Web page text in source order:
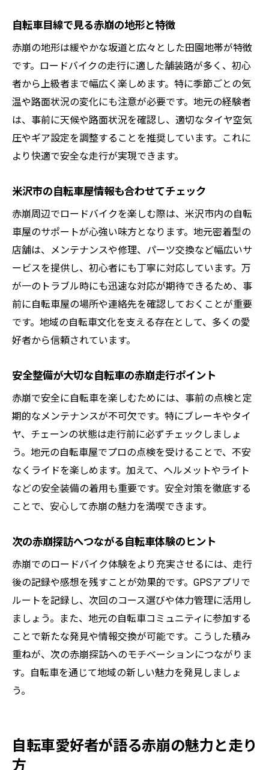
米沢市赤崩で自転車を安全に楽しむコツ
米沢市 自転車屋が教える日常点検の要点
ロードバイク初心者も安心の安全対策術
赤崩で守りたい自転車マナーとルール
自転車事故を防ぐための基礎知識
安全な楽しみ方から地域探索へつなげる
ロードバイクで巡る赤崩エリアの楽しみ方
り先
ロードバイクで地域文化に触れる方法
米沢市 自転車 中古も活用した周遊プラン
自転車で体感する赤崩の歴史と風景の魅力
季節ごとの赤崩おすすめサイクリングコー
ス
次は中古やレンタルの自転車活用方法をご
紹介
自転車レンタルを活用した手軽な赤崩体験
ロードバイク中古活用のメリットと選び方
米沢 自転車 レンタルで広がる体験の可能性
地域密着サービスを上手に使うコツ
初めての自転車選びに役立つアドバイス
メンテナンスの重要性を次章で深掘り
メンテナンス重視の自転車活用術を解説
説
米沢 自転車 修理サービス活用のポイント
日常点検で安心して赤崩を走るコツ
ロードバイク長持ちの秘訣と注意点
信頼できる自転車屋の見極め方と選び方
コミュニティ参加で得られる実体験情報へ
地域密着で広がる赤崩の自転車コミュニティ
自転車を通じて地域との深い関係づくり
自転車目線で見る赤崩の地形と特徴
赤崩の地形は緩やかな坂道と広々とした田園地帯が特徴
です。ロードバイクの走行に適した舗装路が多く、初心
者から上級者まで幅広く楽しめます。特に季節ごとの気
温や路面状況の変化にも注意が必要です。地元の経験者
は、事前に天候や路面状況を確認し、適切なタイヤ空気
圧やギア設定を調整することを推奨しています。これに
より快適で安全な走行が実現できます。
米沢市の自転車屋情報も合わせてチェック
赤崩周辺でロードバイクを楽しむ際は、米沢市内の自転
車屋のサポートが心強い味方となります。地元密着型の
店舗は、メンテナンスや修理、パーツ交換など幅広いサ
ービスを提供し、初心者にも丁寧に対応しています。万
が一のトラブル時にも迅速な対応が期待できるため、事
前に自転車屋の場所や連絡先を確認しておくことが重要
です。地域の自転車文化を支える存在として、多くの愛
好者から信頼されています。
安全整備が大切な自転車の赤崩走行ポイント
赤崩で安全に自転車を楽しむためには、事前の点検と定
期的なメンテナンスが不可欠です。特にブレーキやタイ
ヤ、チェーンの状態は走行前に必ずチェックしましょ
う。地元の自転車屋でプロの点検を受けることで、不安
なくライドを楽しめます。加えて、ヘルメットやライト
などの安全装備の着用も重要です。安全対策を徹底する
ことで、安心して赤崩の魅力を満喫できます。
次の赤崩探訪へつながる自転車体験のヒント
赤崩でのロードバイク体験をより充実させるには、走行
後の記録や感想を残すことが効果的です。GPSアプリで
ルートを記録し、次回のコース選びや体力管理に活用し
ましょう。また、地元の自転車コミュニティに参加する
ことで新たな発見や情報交換が可能です。こうした積み
重ねが、次の赤崩探訪へのモチベーションにつながりま
す。自転車を通じて地域の新しい魅力を発見しましょ
う。
自転車愛好者が語る赤崩の魅力と走り
方